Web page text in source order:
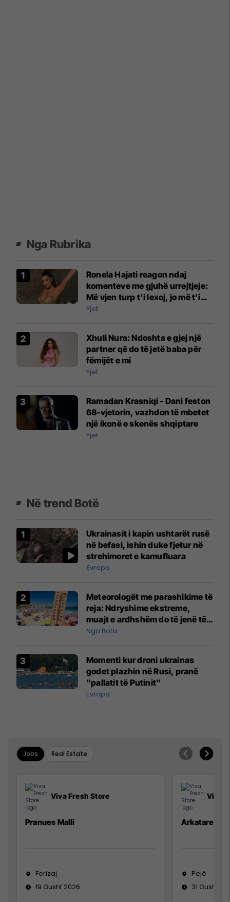
Nga Rubrika
Ronela Hajati reagon ndaj
komenteve me gjuhë urrejtjeje:
Më vjen turp t’i lexoj, jo më t’i
shkruaj
Yjet
Xhuli Nura: Ndoshta e gjej një
partner që do të jetë baba për
fëmijët e mi
Yjet
Ramadan Krasniqi - Dani feston
68-vjetorin, vazhdon të mbetet
një ikonë e skenës shqiptare
Yjet
Në trend Botë
Ukrainasit i kapin ushtarët rusë
në befasi, ishin duke fjetur në
strehimoret e kamufluara
Evropa
Meteorologët me parashikime të
reja: Ndryshime ekstreme,
muajt e ardhshëm do të jenë të
pazakontë
Nga Bota
Momenti kur droni ukrainas
godet plazhin në Rusi, pranë
"pallatit të Putinit"
Evropa
Jobs Real Estate
Viva Fresh Store
Pranues Malli
Ferizaj
19 Gusht 2026
Viva
Arkatare
Pejë
31 Gusht